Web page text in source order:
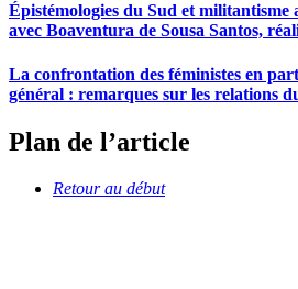
Épistémologies du Sud et militantisme
avec Boaventura de Sousa Santos,
La confrontation des féministes en
général : remarques sur les relations
Plan de l’article
Retour au début